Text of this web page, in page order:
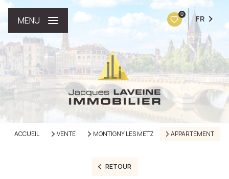
0 FR
MENU
ACCUEIL VENTE MONTIGNY LES METZ APPARTEMENT
RETOUR